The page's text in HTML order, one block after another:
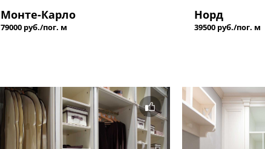
Монте-Карло
79000 руб./пог. м
Норд
39500 руб./пог. м